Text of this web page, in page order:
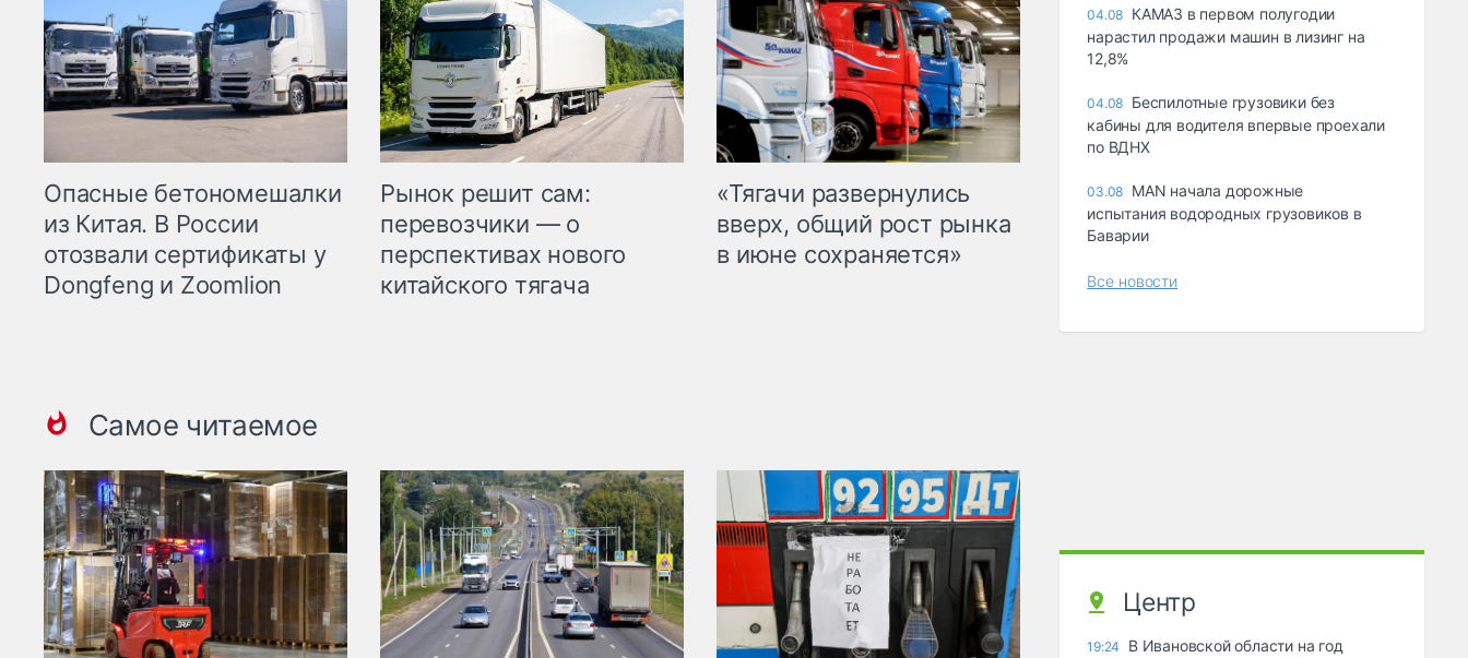
Опасные бетономешалки
из Китая. В России
отозвали сертификаты у
Dongfeng и Zoomlion
Рынок решит сам:
перевозчики — о
перспективах нового
китайского тягача
«Тягачи развернулись
вверх, общий рост рынка
в июне сохраняется»
Самое читаемое
04.08 КАМАЗ в первом полугодии
нарастил продажи машин в лизинг на
12,8%
04.08 Беспилотные грузовики без
кабины для водителя впервые проехали
по ВДНХ
03.08 MAN начала дорожные
испытания водородных грузовиков в
Баварии
Все новости
Центр
19:24
В Ивановской области на год